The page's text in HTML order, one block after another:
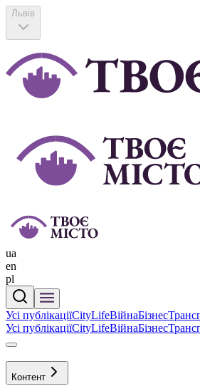
Львів
ua
en
pl
Усі публікаціїCityLifeВійнаБізнес
Усі публікаціїCityLifeВійнаБізнес
Контент